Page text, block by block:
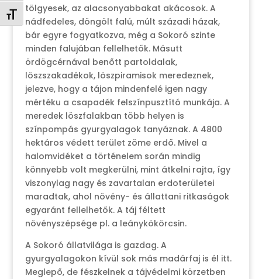
Betűméret váltása
tölgyesek, az alacsonyabbakat akácosok. A
nádfedeles, döngölt falú, múlt századi házak,
bár egyre fogyatkozva, még a Sokoró szinte
minden falujában fellelhetők. Másutt
ördögcérnával benőtt partoldalak,
löszszakadékok, löszpiramisok meredeznek,
jelezve, hogy a tájon mindenfelé igen nagy
mértéku a csapadék felszínpusztító munkája. A
meredek löszfalakban több helyen is
színpompás gyurgyalagok tanyáznak. A 4800
hektáros védett terület zöme erdő. Mivel a
halomvidéket a történelem során mindig
könnyebb volt megkerülni, mint átkelni rajta, így
viszonylag nagy és zavartalan erdoterületei
maradtak, ahol növény- és állattani ritkaságok
egyaránt fellelhetők. A táj féltett
növényszépsége pl. a leánykökörcsin.
A Sokoró állatvilága is gazdag. A
gyurgyalagokon kívül sok más madárfaj is él itt.
Meglepő, de fészkelnek a tájvédelmi körzetben